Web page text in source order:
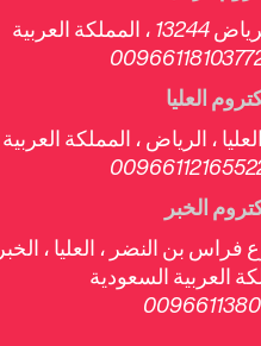
طريق سعيد بن زيد ، الرياض 13244 ، المملكة العربية
العليا
، الرياض ، المملكة العربية
الخبر
فراس بن النضر ، العليا ، الخبر